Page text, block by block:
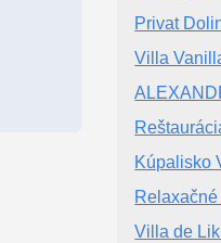
Privat
Villa
Kúpalisko
Villa de